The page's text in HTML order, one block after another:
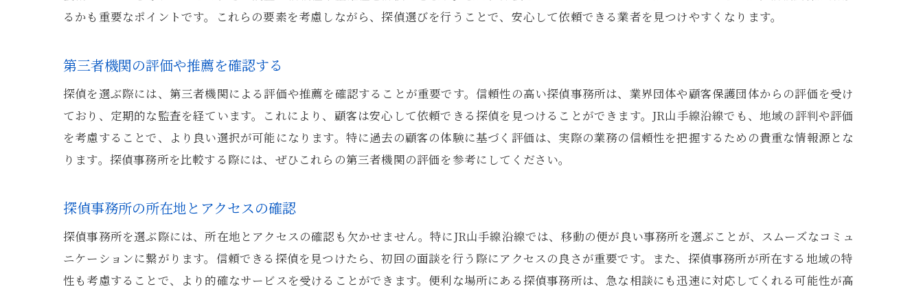
成功率を過大に宣伝する探偵に注意する
口コミサイトやレビューサイトの利用方法
SNSでの評判や口コミの確認
JR山手線沿線で探偵を依頼する際の具体的なチェックリスト
探偵事務所の登録とライセンスの確認
るかも重要なポイントです。これらの要素を考慮しながら、探偵選びを行うことで、安心して依頼できる業者を見つけやすくなります。
第三者機関の評価や推薦を確認する
探偵を選ぶ際には、第三者機関による評価や推薦を確認することが重要です。信頼性の高い探偵事務所は、業界団体や顧客保護団体からの評価を受け
ており、定期的な監査を経ています。これにより、顧客は安心して依頼できる探偵を見つけることができます。JR山手線沿線でも、地域の評判や評価
を考慮することで、より良い選択が可能になります。特に過去の顧客の体験に基づく評価は、実際の業務の信頼性を把握するための貴重な情報源とな
ります。探偵事務所を比較する際には、ぜひこれらの第三者機関の評価を参考にしてください。
探偵事務所の所在地とアクセスの確認
探偵事務所を選ぶ際には、所在地とアクセスの確認も欠かせません。特にJR山手線沿線では、移動の便が良い事務所を選ぶことが、スムーズなコミュ
ニケーションに繋がります。信頼できる探偵を見つけたら、初回の面談を行う際にアクセスの良さが重要です。また、探偵事務所が所在する地域の特
性も考慮することで、より的確なサービスを受けることができます。便利な場所にある探偵事務所は、急な相談にも迅速に対応してくれる可能性が高